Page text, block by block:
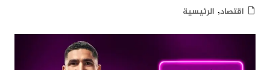
اقتصاد, الرئيسية